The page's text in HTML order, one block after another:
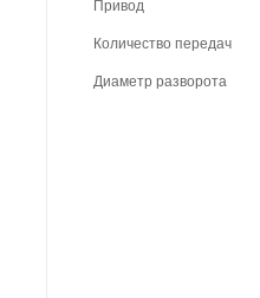
Привод
Количество передач
Диаметр разворота